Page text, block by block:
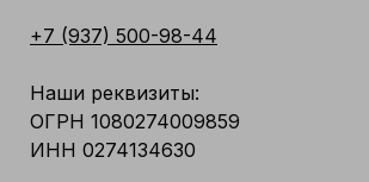
+7 (937) 500-98-44
Наши реквизиты:
ОГРН 1080274009859
ИНН 0274134630